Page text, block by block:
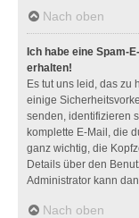
Nach oben
Ich habe eine Spam-
erhalten!
Es tut uns leid, das zu
einige
senden, identifizieren
komplette E-Mail, die
ganz wichtig, die
Details über den
Administrator kann
Nach oben